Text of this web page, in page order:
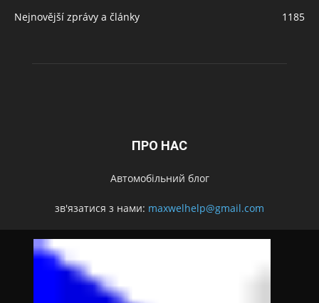
Nejnovější zprávy a články 1185
ПРО НАС
Автомобільний блог
зв'язатися з нами: maxwelhelp@gmail.com